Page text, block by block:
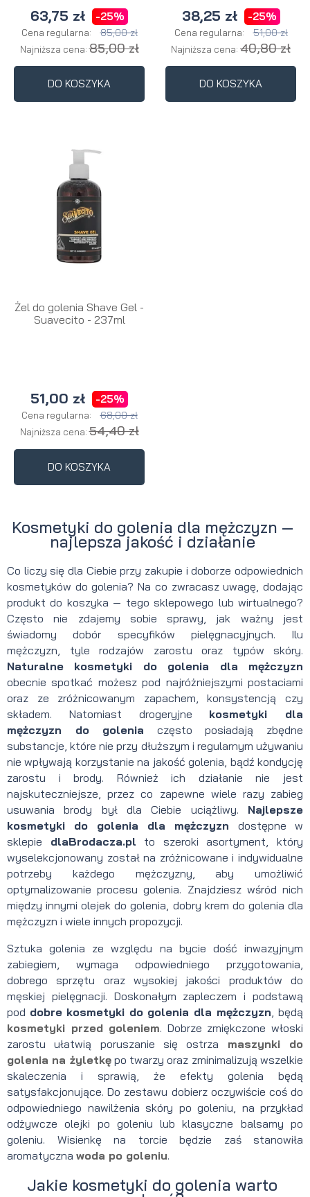
63,75 zł -25%
Cena regularna: 85,00 zł
Najniższa cena:85,00 zł
DO KOSZYKA
38,25 zł -25%
Cena regularna: 51,00 zł
Najniższa cena: 40,80 zł
DO KOSZYKA
Żel do golenia Shave Gel -
Suavecito - 237ml
51,00 zł -25%
Cena regularna: 68,00 zł
Najniższa cena:54,40 zł
DO KOSZYKA
Kosmetyki do golenia dla mężczyzn —
najlepsza jakość i działanie
Co liczy się dla Ciebie przy zakupie i doborze odpowiednich
kosmetyków do golenia? Na co zwracasz uwagę, dodając
produkt do koszyka — tego sklepowego lub wirtualnego?
Często nie zdajemy sobie sprawy, jak ważny jest
świadomy dobór specyfików pielęgnacyjnych. Ilu
mężczyzn, tyle rodzajów zarostu oraz typów skóry.
Naturalne kosmetyki do golenia dla mężczyzn
obecnie spotkać możesz pod najróżniejszymi postaciami
oraz ze zróżnicowanym zapachem, konsystencją czy
składem. Natomiast drogeryjne kosmetyki dla
mężczyzn do golenia często posiadają zbędne
substancje, które nie przy dłuższym i regularnym używaniu
nie wpływają korzystanie na jakość golenia, bądź kondycję
zarostu i brody. Również ich działanie nie jest
najskuteczniejsze, przez co zapewne wiele razy zabieg
usuwania brody był dla Ciebie uciążliwy. Najlepsze
kosmetyki do golenia dla mężczyzn dostępne w
sklepie dlaBrodacza.pl to szeroki asortyment, który
wyselekcjonowany został na zróżnicowane i indywidualne
potrzeby każdego mężczyzny, aby umożliwić
optymalizowanie procesu golenia. Znajdziesz wśród nich
między innymi olejek do golenia, dobry krem do golenia dla
mężczyzn i wiele innych propozycji.
Sztuka golenia ze względu na bycie dość inwazyjnym
zabiegiem, wymaga odpowiedniego przygotowania,
dobrego sprzętu oraz wysokiej jakości produktów do
męskiej pielęgnacji. Doskonałym zapleczem i podstawą
pod dobre kosmetyki do golenia dla mężczyzn , będą
kosmetyki przed goleniem. Dobrze zmiękczone włoski
zarostu ułatwią poruszanie się ostrza maszynki do
golenia na żyletkępo twarzy oraz zminimalizują wszelkie
skaleczenia i sprawią, że efekty golenia będą
satysfakcjonujące. Do zestawu dobierz oczywiście coś do
odpowiedniego nawilżenia skóry po goleniu, na przykład
odżywcze olejki po goleniu lub klasyczne balsamy po
goleniu. Wisienkę na torcie będzie zaś stanowiła
aromatyczna woda po goleniu.
Jakie kosmetyki do golenia warto